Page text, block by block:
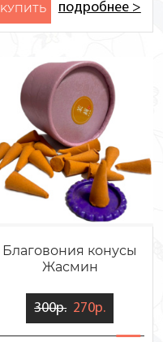
KУПИТЬ подробнее >
Благовония конусы
Жасмин
300р. 270р.